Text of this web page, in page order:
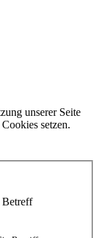
unserer Seite
setzen.